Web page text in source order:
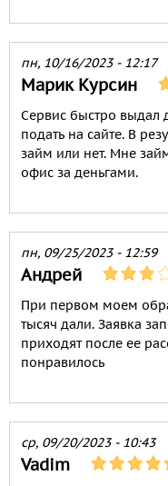
пн, 10/16/2023 - 12:17
Марик Курсин
Сервис быстро выдал
подать на сайте. В
займ или нет. Мне
офис за деньгами.
пн, 09/25/2023 - 12:59
Андрей
При первом моем
тысяч дали. Заявка
приходят после ее
понравилось
ср, 09/20/2023 - 10:43
Vadim